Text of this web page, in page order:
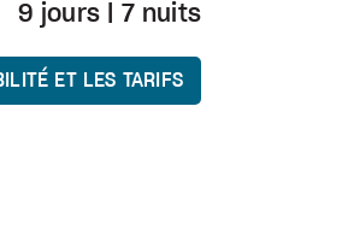
9 jours | 7 nuits
ET LES TARIFS